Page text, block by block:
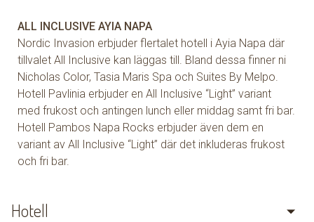
ALL INCLUSIVE AYIA NAPA
Nordic Invasion erbjuder flertalet hotell i Ayia Napa där
tillvalet All Inclusive kan läggas till. Bland dessa finner ni
Nicholas Color, Tasia Maris Spa och Suites By Melpo.
Hotell Pavlinia erbjuder en All Inclusive “Light” variant
med frukost och antingen lunch eller middag samt fri bar.
Hotell Pambos Napa Rocks erbjuder även dem en
variant av All Inclusive “Light” där det inkluderas frukost
och fri bar.
Hotell